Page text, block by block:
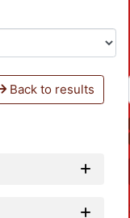
Back to results